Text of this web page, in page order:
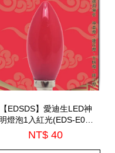
【EDSDS】愛迪生LED神
明燈泡1入紅光(EDS-E02-
1)
NT$ 40